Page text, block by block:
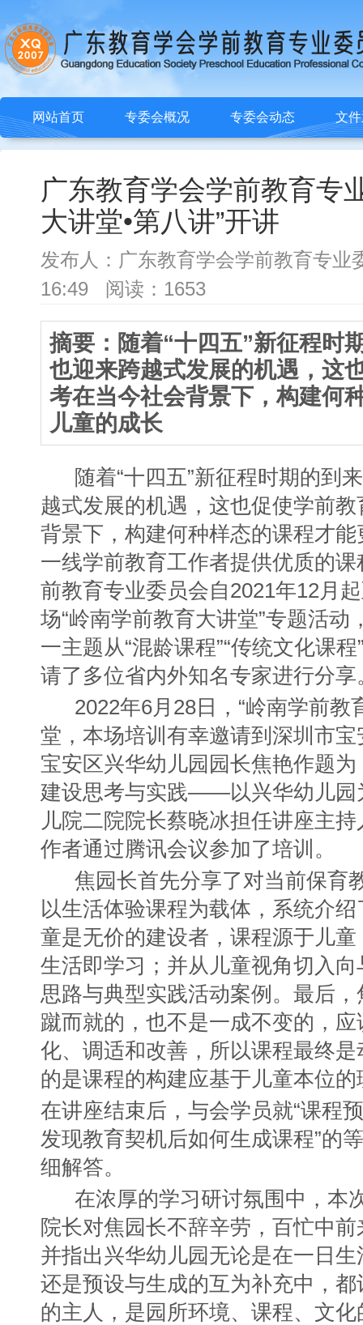
网站首页 专委会概况 专委会动态 文
广东教育学会学前教育专
大讲堂•第八讲”开讲
发布人：广东教育学会学前教育专
16:49 阅读：1653
摘要：随着“十四五”新征程时
也迎来跨越式发展的机遇，这
考在当今社会背景下，构建何
儿童的成长
随着“十四五”新征程时期的到
越式发展的机遇，这也促使学前
背景下，构建何种样态的课程才
一线学前教育工作者提供优质的
前教育专业委员会自2021年12月
场“岭南学前教育大讲堂”专题活
一主题从“混龄课程”“传统文化课
请了多位省内外知名专家进行分享
2022年6月28日，“岭南学前教
堂，本场培训有幸邀请到深圳市
宝安区兴华幼儿园园长焦艳作题
建设思考与实践——以兴华幼儿园
儿院二院院长蔡晓冰担任讲座主
作者通过腾讯会议参加了培训。
焦园长首先分享了对当前保育
以生活体验课程为载体，系统介
童是无价的建设者，课程源于儿
生活即学习；并从儿童视角切入
思路与典型实践活动案例。最后
蹴而就的，也不是一成不变的，
化、调适和改善，所以课程最终
的是课程的构建应基于儿童本位的
在讲座结束后，与会学员就“课程
发现教育契机后如何生成课程”的
细解答。
在浓厚的学习研讨氛围中，本
院长对焦园长不辞辛劳，百忙中
并指出兴华幼儿园无论是在一日
还是预设与生成的互为补充中，
的主人，是园所环境、课程、文